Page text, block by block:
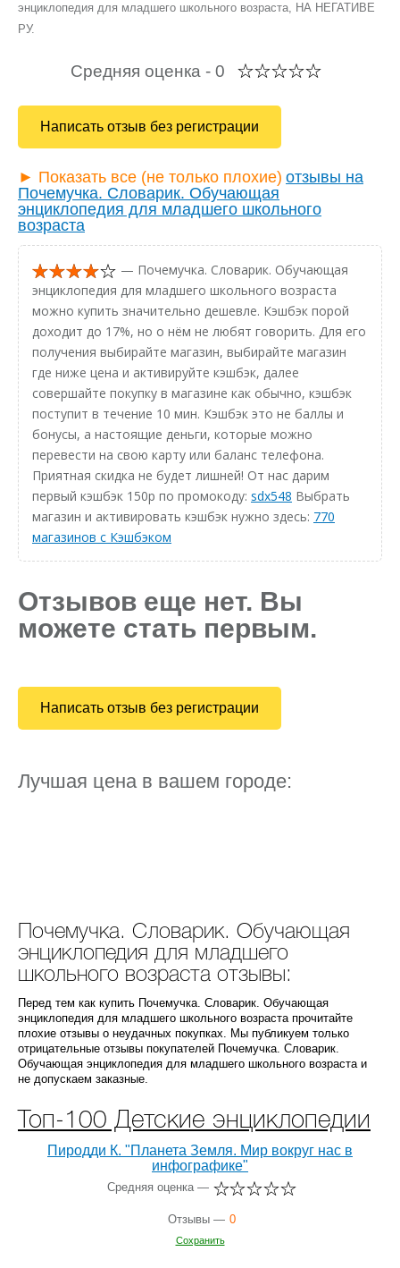
энциклопедия для младшего школьного возраста, НА НЕГАТИВЕ
РУ.
Средняя оценка - 0
Написать отзыв без регистрации
► Показать все (не только плохие) отзывы на
Почемучка. Словарик. Обучающая
энциклопедия для младшего школьного
возраста
— Почемучка. Словарик. Обучающая
энциклопедия для младшего школьного возраста
можно купить значительно дешевле. Кэшбэк порой
доходит до 17%, но о нём не любят говорить. Для его
получения выбирайте магазин, выбирайте магазин
где ниже цена и активируйте кэшбэк, далее
совершайте покупку в магазине как обычно, кэшбэк
поступит в течение 10 мин. Кэшбэк это не баллы и
бонусы, а настоящие деньги, которые можно
перевести на свою карту или баланс телефона.
Приятная скидка не будет лишней! От нас дарим
первый кэшбэк 150р по промокоду: sdx548 Выбрать
магазин и активировать кэшбэк нужно здесь: 770
магазинов с Кэшбэком
Отзывов еще нет. Вы
можете стать первым.
Написать отзыв без регистрации
Лучшая цена в вашем городе:
Почемучка. Словарик. Обучающая
энциклопедия для младшего
школьного возраста отзывы:
Перед тем как купить Почемучка. Словарик. Обучающая
энциклопедия для младшего школьного возраста прочитайте
плохие отзывы о неудачных покупках. Мы публикуем только
отрицательные отзывы покупателей Почемучка. Словарик.
Обучающая энциклопедия для младшего школьного возраста и
не допускаем заказные.
Топ-100 Детские энциклопедии
Пиродди К. "Планета Земля. Мир вокруг нас в
инфографике"
Средняя оценка —
Отзывы — 0
Сохранить